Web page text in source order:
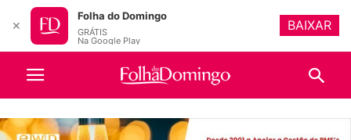
✕
Folha do Domingo
GRÁTIS
Na Google Play
BAIXAR